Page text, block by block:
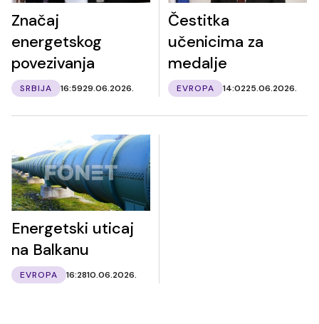
Značaj
energetskog
povezivanja
SRBIJA 16:5929.06.2026.
Čestitka
učenicima za
medalje
EVROPA 14:0225.06.2026.
Energetski uticaj
na Balkanu
EVROPA 16:2810.06.2026.